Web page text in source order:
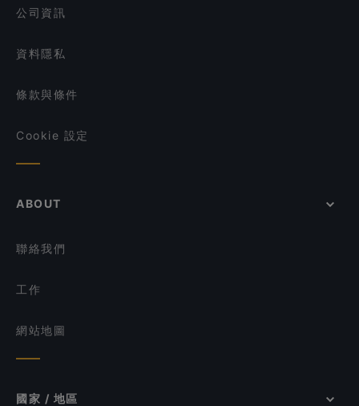
FLNT
公司資訊
資料隱私
條款與條件
Cookie 設定
ABOUT
聯絡我們
工作
網站地圖
國家 / 地區